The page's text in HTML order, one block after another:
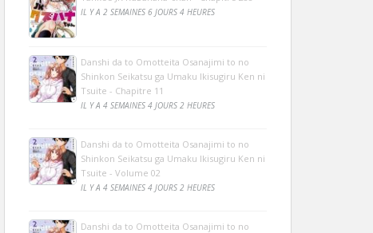
IL Y A 2 SEMAINES 6 JOURS 4 HEURES
Danshi da to Omotteita Osanajimi to no
Shinkon Seikatsu ga Umaku Ikisugiru Ken ni
Tsuite - Chapitre 11
IL Y A 4 SEMAINES 4 JOURS 2 HEURES
Danshi da to Omotteita Osanajimi to no
Shinkon Seikatsu ga Umaku Ikisugiru Ken ni
Tsuite - Volume 02
IL Y A 4 SEMAINES 4 JOURS 2 HEURES
Danshi da to Omotteita Osanajimi to no